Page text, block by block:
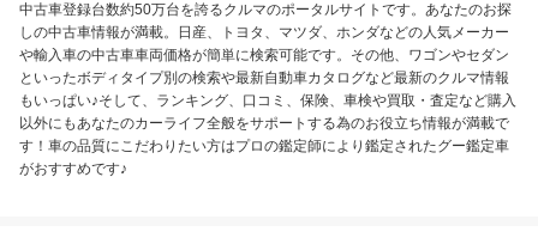
を盛りユーザーを期待させますが実際には口だけでした。 会
社の上司の方も全く把握されておらず担当者が報告せず独断
で行ったみたいですが、会社としても疑問を感じます。
中古車登録台数約50万台を誇るクルマのポータルサイトです。あなたのお探
しの中古車情報が満載。日産、トヨタ、マツダ、ホンダなどの人気メーカー
や輸入車の中古車車両価格が簡単に検索可能です。その他、ワゴンやセダン
といったボディタイプ別の検索や最新自動車カタログなど最新のクルマ情報
もいっぱい♪そして、ランキング、口コミ、保険、車検や買取・査定など購入
以外にもあなたのカーライフ全般をサポートする為のお役立ち情報が満載で
す！車の品質にこだわりたい方はプロの鑑定師により鑑定されたグー鑑定車
がおすすめです♪